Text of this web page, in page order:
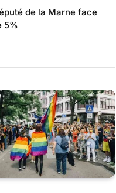
de la Marne face
5%